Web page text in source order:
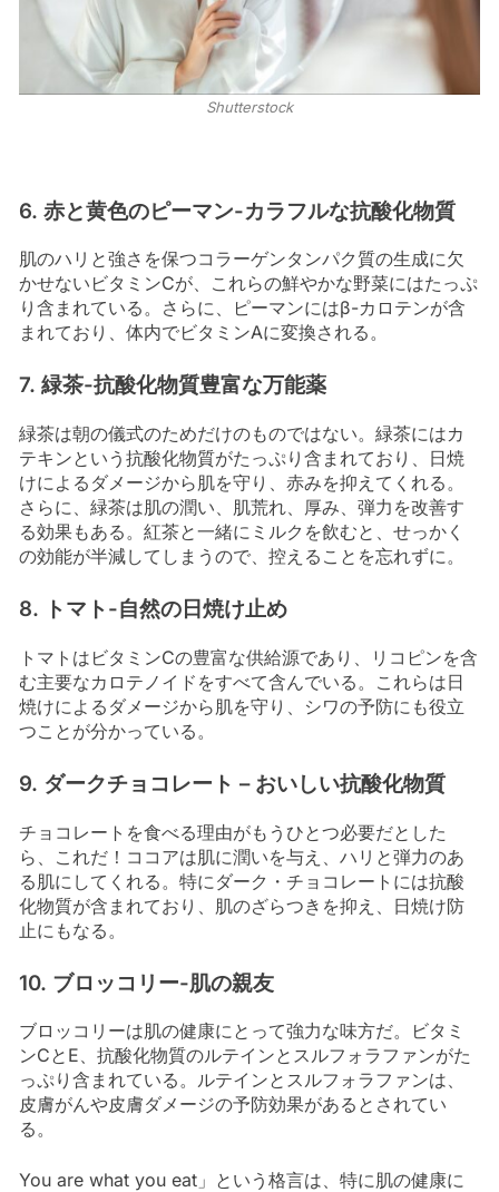
Shutterstock
6. 赤と黄色のピーマン-カラフルな抗酸化物質
肌のハリと強さを保つコラーゲンタンパク質の生成に欠
かせないビタミンCが、これらの鮮やかな野菜にはたっぷ
り含まれている。さらに、ピーマンにはβ-カロテンが含
まれており、体内でビタミンAに変換される。
7. 緑茶-抗酸化物質豊富な万能薬
緑茶は朝の儀式のためだけのものではない。緑茶にはカ
テキンという抗酸化物質がたっぷり含まれており、日焼
けによるダメージから肌を守り、赤みを抑えてくれる。
さらに、緑茶は肌の潤い、肌荒れ、厚み、弾力を改善す
る効果もある。紅茶と一緒にミルクを飲むと、せっかく
の効能が半減してしまうので、控えることを忘れずに。
8. トマト-自然の日焼け止め
トマトはビタミンCの豊富な供給源であり、リコピンを含
む主要なカロテノイドをすべて含んでいる。これらは日
焼けによるダメージから肌を守り、シワの予防にも役立
つことが分かっている。
9. ダークチョコレート – おいしい抗酸化物質
チョコレートを食べる理由がもうひとつ必要だとした
ら、これだ！ココアは肌に潤いを与え、ハリと弾力のあ
る肌にしてくれる。特にダーク・チョコレートには抗酸
化物質が含まれており、肌のざらつきを抑え、日焼け防
止にもなる。
10. ブロッコリー-肌の親友
ブロッコリーは肌の健康にとって強力な味方だ。ビタミ
ンCとE、抗酸化物質のルテインとスルフォラファンがた
っぷり含まれている。ルテインとスルフォラファンは、
皮膚がんや皮膚ダメージの予防効果があるとされてい
る。
You are what you eat」という格言は、特に肌の健康に